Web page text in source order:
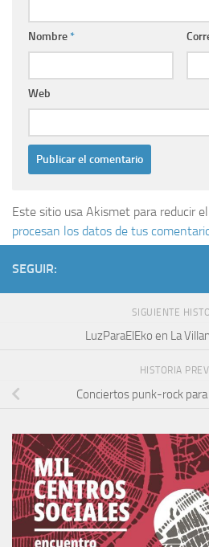
Nombre*
Web
Este sitio usa Akismet para reducir el
procesan los datos de tus
SEGUIR:
SIGUIENTE
LuzParaElEko en La
HISTORIA
Conciertos punk-rock para